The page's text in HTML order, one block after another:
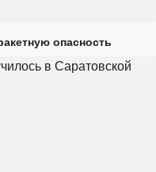
опасность